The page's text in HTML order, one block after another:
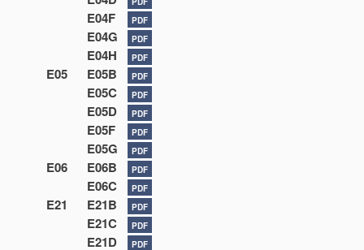
E04F PDF
E04G PDF
E04H PDF
E05 E05B PDF
E05C PDF
E05D PDF
E05F PDF
E05G PDF
E06 E06B PDF
E06C PDF
E21 E21B PDF
E21C PDF
E21D PDF